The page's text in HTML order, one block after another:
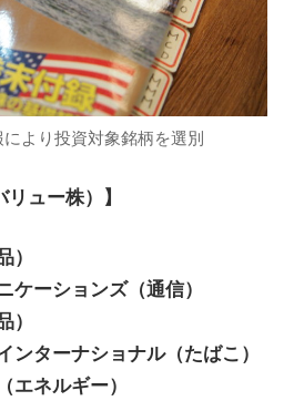
より投資対象銘柄を選別
リュー株）】
）
ケーションズ（通信）
）
ンターナショナル（たばこ）
エネルギー）